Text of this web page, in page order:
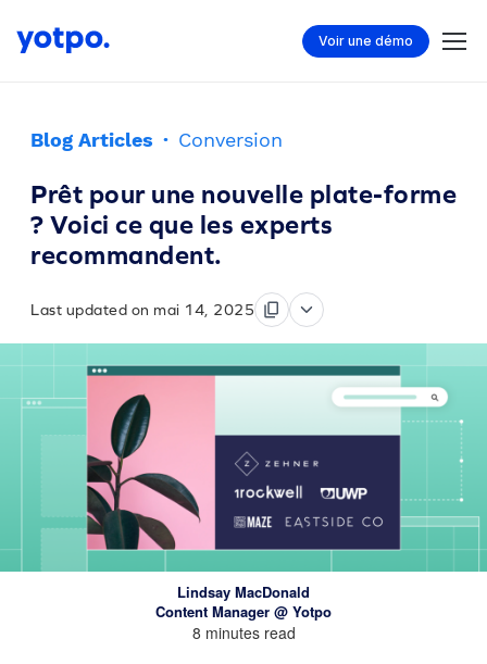
Voir une démo
Blog Articles · Conversion
Prêt pour une nouvelle plate-forme
? Voici ce que les experts
recommandent.
Last updated on mai 14, 2025
Lindsay MacDonald
Content Manager @ Yotpo
8 minutes read